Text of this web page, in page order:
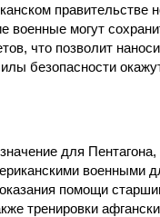
правительстве
военные могут
что позволит
безопасности
для Пентагона,
военными
помощи
тренировки